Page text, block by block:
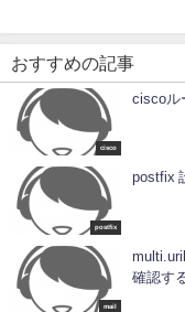
おすすめの記事
cisco
ciscoル
postfix
postfix
mail
確認す